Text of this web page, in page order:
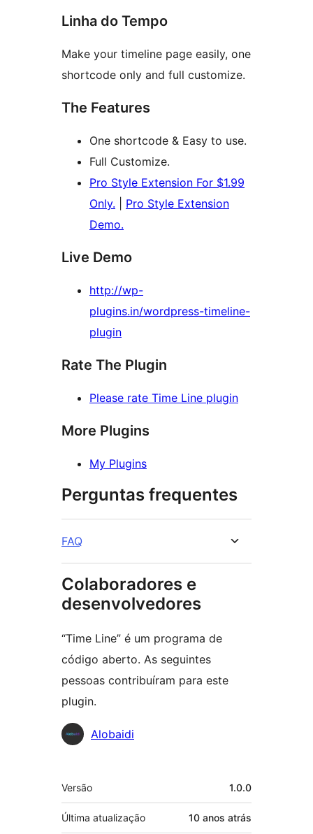
Linha do Tempo
Make your timeline page easily, one
shortcode only and full customize.
The Features
One shortcode & Easy to use.
Full Customize.
Pro Style Extension For $1.99
Only.
Pro Style Extension
Demo.
Live Demo
http://wp-
plugins.in/wordpress-timeline-
plugin
Rate The Plugin
Please rate Time Line plugin
More Plugins
My Plugins
Perguntas frequentes
FAQ
Colaboradores e
desenvolvedores
“Time Line” é um programa de
código aberto. As seguintes
pessoas contribuíram para este
plugin.
Colaboradores
Alobaidi
Meta
Versão 1.0.0
Última atualização 10 anos atrás